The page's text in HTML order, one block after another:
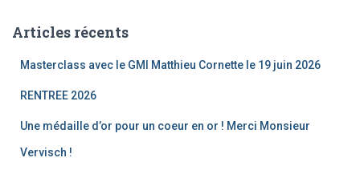
rArticles récents
Masterclass avec le GMI Matthieu Cornette le 19 juin 2026
RENTREE 2026
Une médaille d’or pour un coeur en or ! Merci Monsieur
Vervisch !